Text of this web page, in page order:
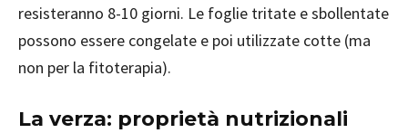
resisteranno 8-10 giorni. Le foglie tritate e sbollentate
possono essere congelate e poi utilizzate cotte (ma
non per la fitoterapia).
La verza: proprietà nutrizionali